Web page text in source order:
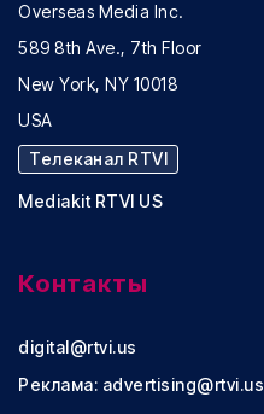
Overseas Media Inc.
589 8th Ave., 7th Floor
New York, NY 10018
USA
Телеканал RTVI
Mediakit RTVI US
Контакты
digital@rtvi.us
Реклама: advertising@rtvi.us